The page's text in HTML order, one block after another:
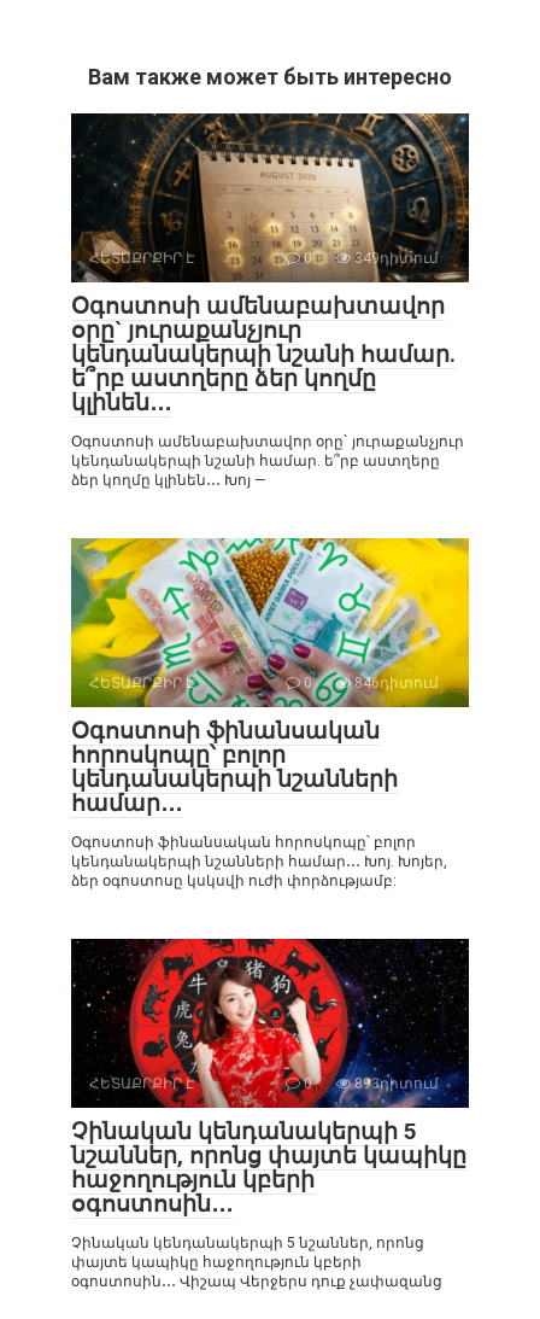
Вам также может быть интересно
ՀԵՏԱՔՐՔԻՐ Է 0 349դիտում
Օգոստոսի ամենաբախտավոր
օրը` յուրաքանչյուր
կենդանակերպի նշանի համար.
ե՞րբ աստղերը ձեր կողմը
կլինեն․․․
Օգոստոսի ամենաբախտավոր օրը` յուրաքանչյուր
կենդանակերպի նշանի համար. ե՞րբ աստղերը
ձեր կողմը կլինեն․․․ Խոյ —
ՀԵՏԱՔՐՔԻՐ Է 0 846դիտում
Օգոստոսի ֆինանսական
հորոսկոպը՝ բոլոր
կենդանակերպի նշանների
համար․․․
Օգոստոսի ֆինանսական հորոսկոպը՝ բոլոր
կենդանակերպի նշանների համար․․․ Խոյ. Խոյեր,
ձեր օգոստոսը կսկսվի ուժի փորձությամբ:
ՀԵՏԱՔՐՔԻՐ Է 0 893դիտում
Չինական կենդանակերպի 5
նշաններ, որոնց փայտե կապիկը
հաջողություն կբերի
օգոստոսին․․․
Չինական կենդանակերպի 5 նշաններ, որոնց
փայտե կապիկը հաջողություն կբերի
օգոստոսին․․․ Վիշապ Վերջերս դուք չափազանց